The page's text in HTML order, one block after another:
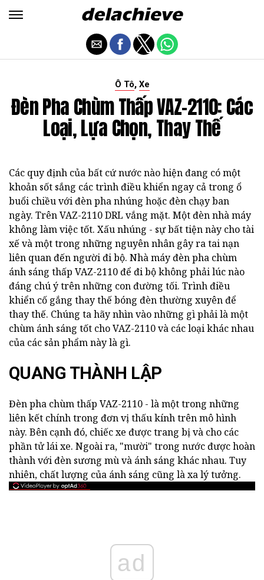
Ô Tô, Xe
Đèn Pha Chùm Thấp VAZ-2110: Các
Loại, Lựa Chọn, Thay Thế
Các quy định của bất cứ nước nào hiện đang có một
khoản sốt sắng các trình điều khiển ngay cả trong ổ
buổi chiều với đèn pha nhúng hoặc đèn chạy ban
ngày. Trên VAZ-2110 DRL vắng mặt. Một đèn nhà máy
không làm việc tốt. Xấu nhúng - sự bất tiện này cho tài
xế và một trong những nguyên nhân gây ra tai nạn
liên quan đến người đi bộ. Nhà máy đèn pha chùm
ánh sáng thấp VAZ-2110 để đi bộ không phải lúc nào
đáng chú ý trên những con đường tối. Trình điều
khiển cố gắng thay thế bóng đèn thường xuyên để
thay thế. Chúng ta hãy nhìn vào những gì phải là một
chùm ánh sáng tốt cho VAZ-2110 và các loại khác nhau
của các sản phẩm này là gì.
QUANG THÀNH LẬP
Đèn pha chùm thấp VAZ-2110 - là một trong những
liên kết chính trong đơn vị thấu kính trên mô hình
này. Bên cạnh đó, chiếc xe được trang bị và cho các
phần tử lái xe. Ngoài ra, "mười" trong nước được hoàn
thành với đèn sương mù và ánh sáng khác nhau. Tuy
nhiên, chất lượng của ánh sáng cũng là xa lý tưởng.
ad